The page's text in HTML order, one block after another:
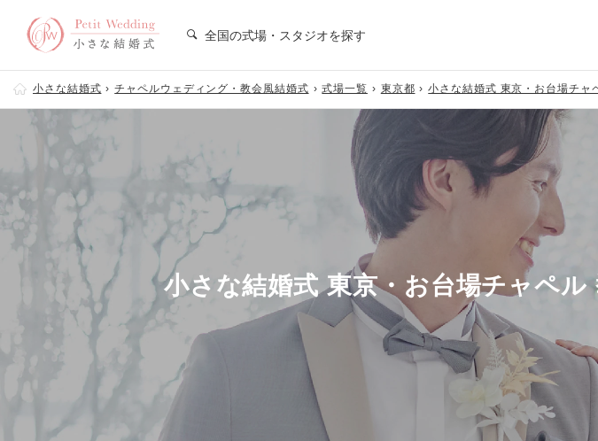
全国の式場・スタジオを探す
小さな結婚式 チャペルウェディング・教会風結婚式 式場一覧 東京都 小さな結婚式 東京・お台場チャ
小さな結婚式 東京・お台場チャペル